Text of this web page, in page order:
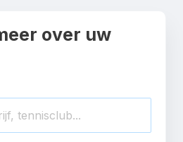
over uw